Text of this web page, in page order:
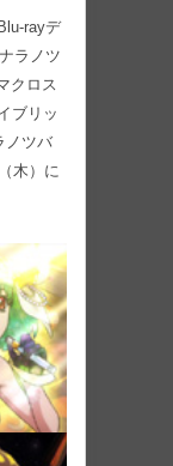
rayデ
ラノツ
クロス
ブリッ
ノツバ
木）に